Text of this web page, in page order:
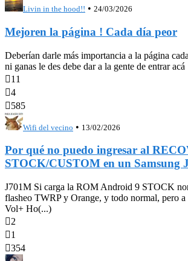
Livin in the hood!! • 24/03/2026
Mejoren la página ! Cada día peor
Deberían darle más importancia a la página
ni ganas le des debe dar a la gente de entrar acá
11
4
585
Wifi del vecino • 13/02/2026
Por qué no puedo ingresar al
STOCK/CUSTOM en un Samsung
J701M Si carga la ROM Android 9 STOCK
flasheo TWRP y Orange, y todo normal, pero a
Vol+ Ho(...)
2
1
354